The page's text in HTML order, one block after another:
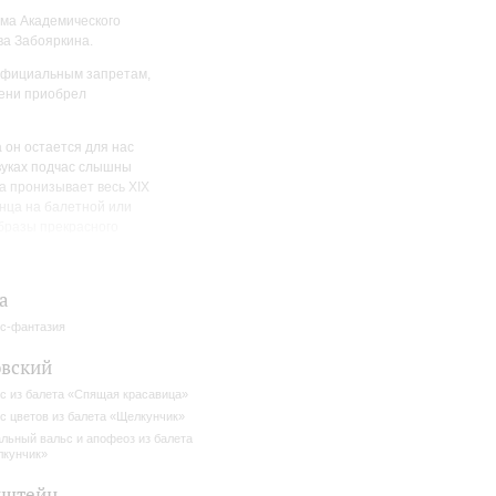
Академического
Забояркина.
запретам,
приобрел
остается для нас
подчас слышны
пронизывает весь XIX
фантазия
из балета «Спящая красавица»
цветов из балета «Щелкунчик»
вальс и апофеоз из балета